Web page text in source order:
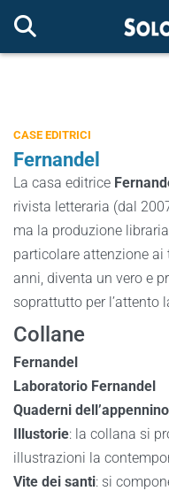
CASE EDITRICI
Fernandel
La casa editrice
rivista letteraria (dal
ma la produzione
particolare attenzione
anni, diventa un vero e
soprattutto per l’attento
Collane
Fernandel
Laboratorio Fernandel
Quaderni dell’appennino
Illustorie: la collana si
illustrazioni la
Vite dei santi: si